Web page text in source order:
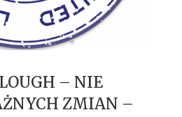
– NIE
ZMIAN –